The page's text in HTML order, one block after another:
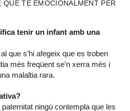
QUE TÉ EMOCIONALMENT PER
tenir un infant amb una
que s’hi afegeix que es troben
més freqüent se’n xerra més i
malaltia rara.
ningú contempla que les